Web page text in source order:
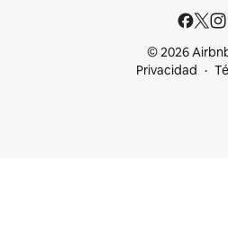
© 2026
Privacidad